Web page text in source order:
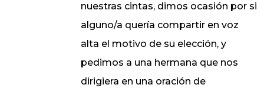
nuestras cintas, dimos ocasión por si
alguno/a quería compartir en voz
alta el motivo de su elección, y
pedimos a una hermana que nos
dirigiera en una oración de